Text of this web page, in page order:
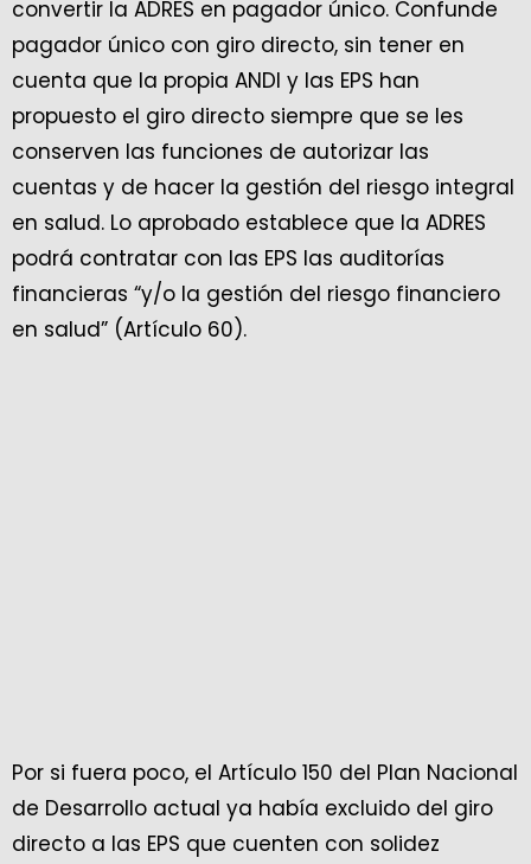
convertir la ADRES en pagador único. Confunde
pagador único con giro directo, sin tener en
cuenta que la propia ANDI y las EPS han
propuesto el giro directo siempre que se les
conserven las funciones de autorizar las
cuentas y de hacer la gestión del riesgo integral
en salud. Lo aprobado establece que la ADRES
podrá contratar con las EPS las auditorías
financieras “y/o la gestión del riesgo financiero
en salud” (Artículo 60).
Por si fuera poco, el Artículo 150 del Plan Nacional
de Desarrollo actual ya había excluido del giro
directo a las EPS que cuenten con solidez